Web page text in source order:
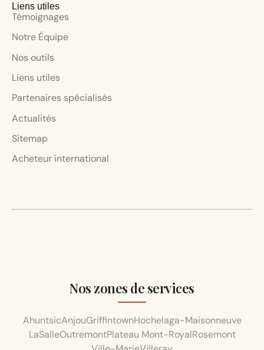
Liens utiles
Témoignages
Notre Équipe
Nos outils
Liens utiles
Partenaires spécialisés
Actualités
Sitemap
Acheteur international
Nos zones de services
AhuntsicAnjouGriffintownHochelaga-Maisonneuve
LaSalleOutremontPlateau Mont-RoyalRosemont